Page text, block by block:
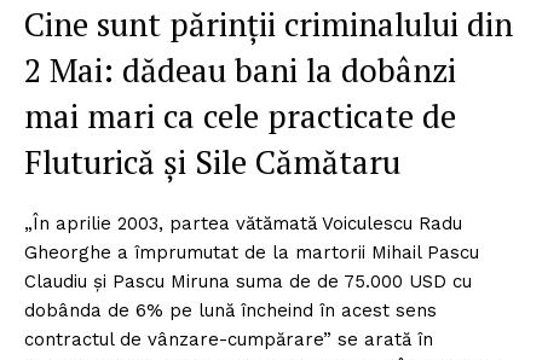
Cine sunt părinții criminalului din
2 Mai: dădeau bani la dobânzi
mai mari ca cele practicate de
Fluturică și Sile Cămătaru
„În aprilie 2003, partea vătămată Voiculescu Radu
Gheorghe a împrumutat de la martorii Mihail Pascu
Claudiu şi Pascu Miruna suma de de 75.000 USD cu
dobânda de 6% pe lună încheind în acest sens
contractul de vânzare-cumpărare” se arată în